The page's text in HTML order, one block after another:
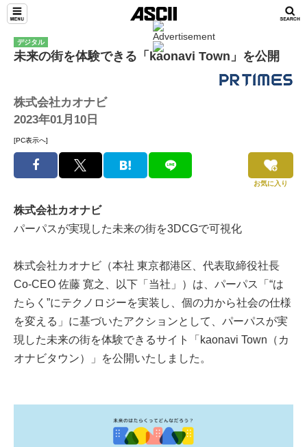
デジタル
未来の街を体験できる「kaonavi Town」を公開
株式会社カオナビ
2023年01月10日
[PC表示へ]
お気に入り
株式会社カオナビ
パーパスが実現した未来の街を3DCGで可視化
株式会社カオナビ（本社 東京都港区、代表取締役社長
Co-CEO 佐藤 寛之、以下「当社」）は、パーパス「“は
たらく”にテクノロジーを実装し、個の力から社会の仕様
を変える」に基づいたアクションとして、パーパスが実
現した未来の街を体験できるサイト「kaonavi Town（カ
オナビタウン）」を公開いたしました。